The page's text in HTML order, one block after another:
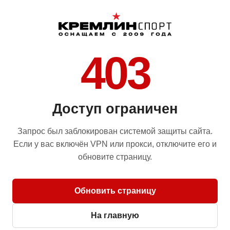
403
Доступ ограничен
Запрос был заблокирован системой защиты сайта.
Если у вас включён VPN или прокси, отключите его и
обновите страницу.
Обновить страницу
На главную